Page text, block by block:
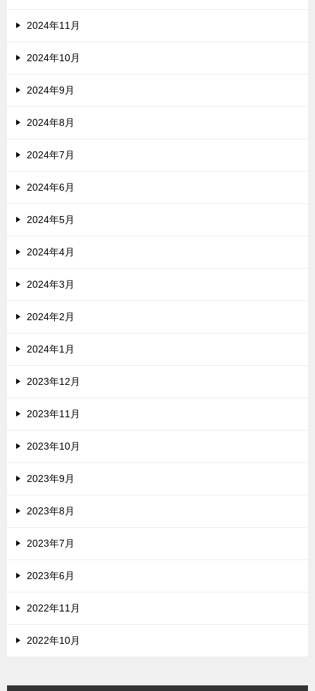
2024年11月
2024年10月
2024年9月
2024年8月
2024年7月
2024年6月
2024年5月
2024年4月
2024年3月
2024年2月
2024年1月
2023年12月
2023年11月
2023年10月
2023年9月
2023年8月
2023年7月
2023年6月
2022年11月
2022年10月